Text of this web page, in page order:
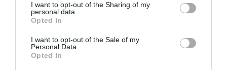
not limited to your visit or usage behaviour. You may click to
grant or deny consent to Google and its third-party tags to
use your data for below specified purposes in below Google
consent section.
I want to opt-out of the Sharing of my
personal data.
Opted In
I want to opt-out of the Sale of my
Personal Data.
Opted In